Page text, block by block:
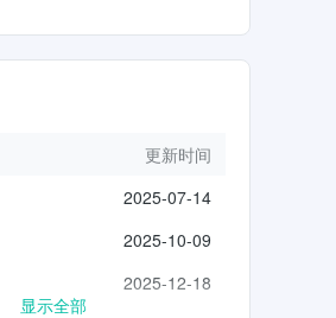
更新时间
2025-07-14
2025-10-09
2025-12-18
显示全部